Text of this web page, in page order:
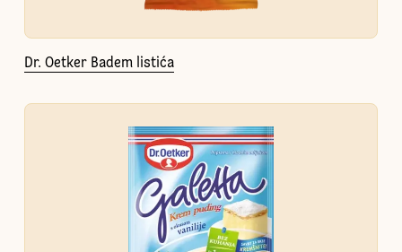
Dr. Oetker Badem listića